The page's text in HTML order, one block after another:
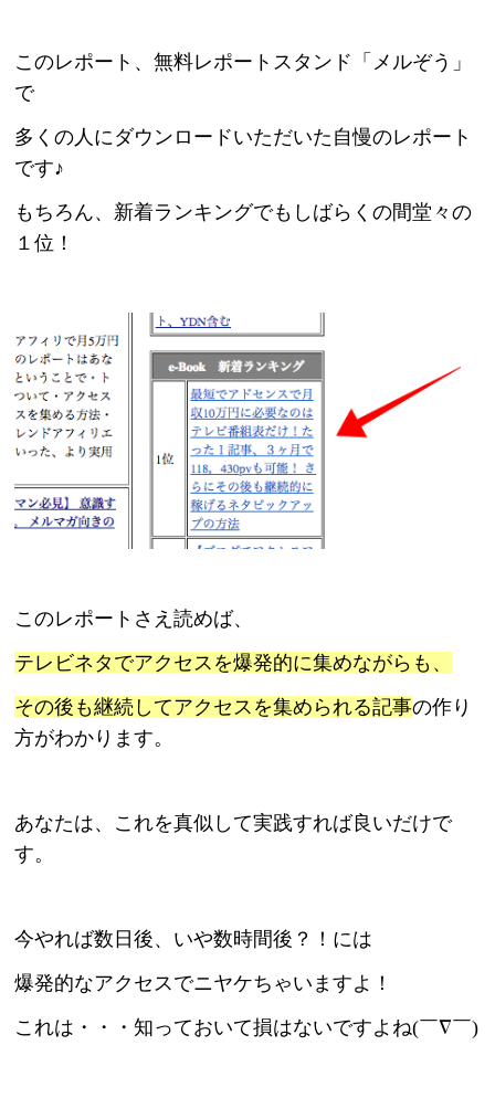
このレポート、無料レポートスタンド「メルぞう」
で
多くの人にダウンロードいただいた自慢のレポート
です♪
もちろん、新着ランキングでもしばらくの間堂々の
１位！
このレポートさえ読めば、
テレビネタでアクセスを爆発的に集めながらも、
その後も継続してアクセスを集められる記事の作り
方がわかります。
あなたは、これを真似して実践すれば良いだけで
す。
今やれば数日後、いや数時間後？！には
爆発的なアクセスでニヤケちゃいますよ！
これは・・・知っておいて損はないですよね(￣∇￣)